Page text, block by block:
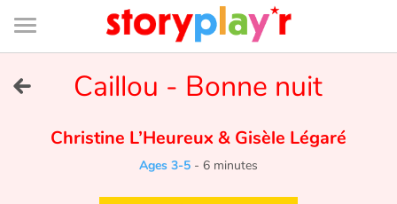
Connexion
Bibliothèque
de
page
Caillou - Bonne nuit
Christine L’Heureux & Gisèle Légaré
Ages 3-5 - 6 minutes